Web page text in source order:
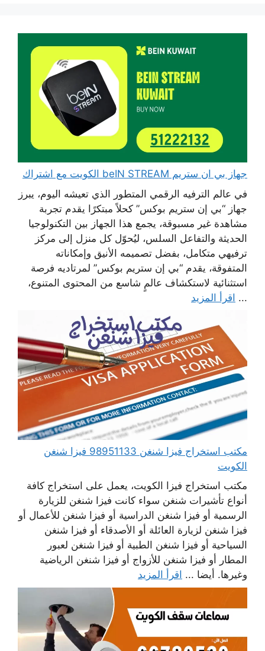
جهاز بي ان ستريم beIN STREAM الكويت مع اشتراك
في عالم الترفيه الرقمي المتطور الذي تعيشه اليوم، يبرز
جهاز “بي إن ستريم بوكس” كحلاً مبتكرًا يقدم تجربة
مشاهدة غير مسبوقة، يجمع هذا الجهاز بين التكنولوجيا
الحديثة والتفاعل السلس، ليُحوّل كل منزل إلى مركز
ترفيهي متكامل، بفضل تصميمه الأنيق وإمكاناته
المتفوقة، يقدم “بي إن ستريم بوكس” لمرتاديه فرصة
استثنائية لاستكشاف عالمٍ شاسع من المحتوى المتنوع،
... اقرأ المزيد
مكتب استخراج فيزا شنغن 98951133 فيزا شنغن
الكويت
مكتب استخراج فيزا الكويت، يعمل على استخراج كافة
أنواع تأشيرات شنغن سواء كانت فيزا شنغن للزيارة
الرسمية أو فيزا شنغن الدراسية أو فيزا شنغن للأعمال أو
فيزا شنغن لزيارة العائلة أو الأصدقاء أو فيزا شنغن
السياحية أو فيزا شنغن الطبية أو فيزا شنغن لعبور
المطار أو فيزا شنغن للأزواج أو فيزا شنغن الرياضية
وغيرها. أيضا ... اقرأ المزيد